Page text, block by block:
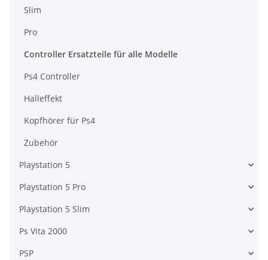
Slim
Pro
Controller Ersatzteile für alle Modelle
Ps4 Controller
Halleffekt
Kopfhörer für Ps4
Zubehör
Playstation 5
Playstation 5 Pro
Playstation 5 Slim
Ps Vita 2000
PSP